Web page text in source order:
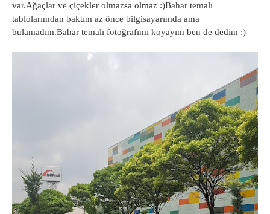
var.Ağaçlar ve çiçekler olmazsa olmaz :)Bahar temalı
tablolarımdan baktım az önce bilgisayarımda ama
bulamadım.Bahar temalı fotoğrafımı koyayım ben de dedim :)